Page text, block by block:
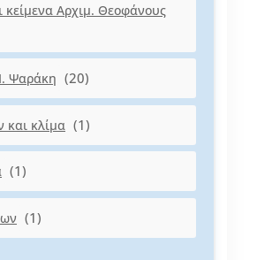
κείμενα Αρχιμ. Θεοφάνους
Ψαράκη (20)
και κλίμα (1)
(1)
(1)